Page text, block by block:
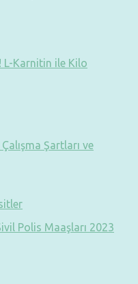
L-Karnitin ile Kilo
Şartları ve
Polis Maaşları 2023